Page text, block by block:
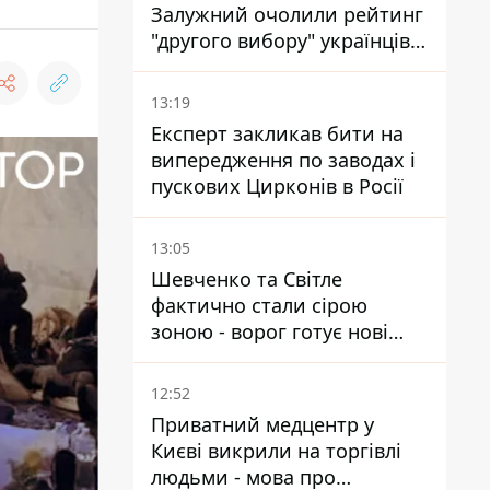
Залужний очолили рейтинг
"другого вибору" українців -
опитування показало
альтернативні симпатії
13:19
Експерт закликав бити на
випередження по заводах і
пускових Цирконів в Росії
13:05
Шевченко та Світле
фактично стали сірою
зоною - ворог готує нові
атаки на Добропільському
напрямку
12:52
Приватний медцентр у
Києві викрили на торгівлі
людьми - мова про